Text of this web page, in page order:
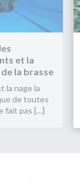
et la
la brasse
la nage la
de toutes
fait pas […]